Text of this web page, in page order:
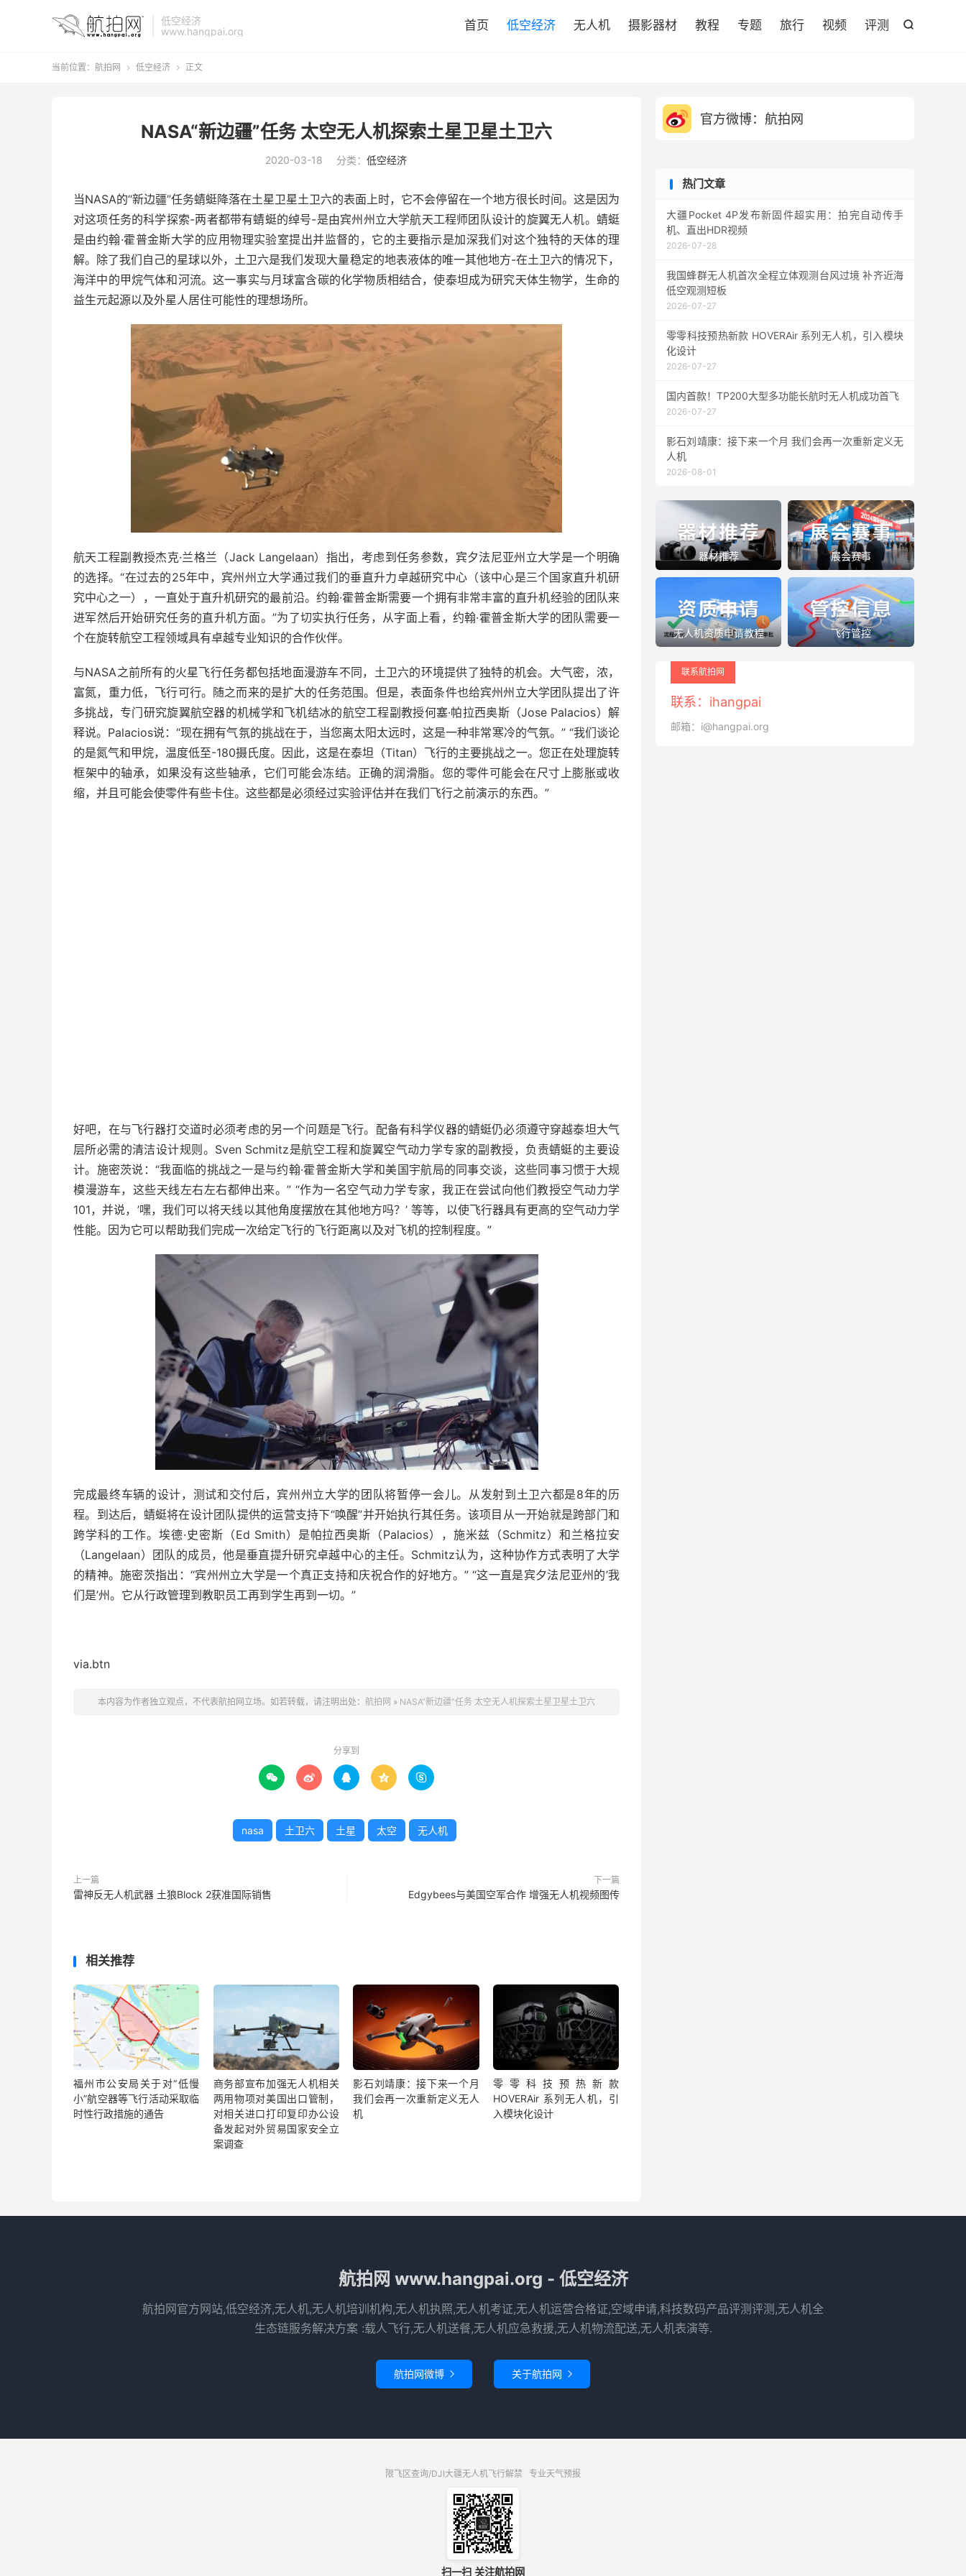
低空经济
www.hangpai.org

首页 低空经济 无人机 摄影器材 教程 专题 旅行 视频 评测
当前位置： 航拍网  低空经济  正文
NASA“新边疆”任务 太空无人机探索土星卫星土卫六
2020-03-18 分类： 低空经济
当NASA的“新边疆”任务蜻蜓降落在土星卫星土卫六的表面上时，它不会停留在一个地方很长时间。这是因为
对这项任务的科学探索-两者都带有蜻蜓的绰号-是由宾州州立大学航天工程师团队设计的旋翼无人机。蜻蜓
是由约翰·霍普金斯大学的应用物理实验室提出并监督的，它的主要指示是加深我们对这个独特的天体的理
解。除了我们自己的星球以外，土卫六是我们发现大量稳定的地表液体的唯一其他地方-在土卫六的情况下，
海洋中的甲烷气体和河流。这一事实与月球富含碳的化学物质相结合，使泰坦成为研究天体生物学，生命的
益生元起源以及外星人居住可能性的理想场所。
航天工程副教授杰克·兰格兰（Jack Langelaan）指出，考虑到任务参数，宾夕法尼亚州立大学是一个明确
的选择。“在过去的25年中，宾州州立大学通过我们的垂直升力卓越研究中心（该中心是三个国家直升机研
究中心之一），一直处于直升机研究的最前沿。约翰·霍普金斯需要一个拥有非常丰富的直升机经验的团队来
进军然后开始研究任务的直升机方面。”为了切实执行任务，从字面上看，约翰·霍普金斯大学的团队需要一
个在旋转航空工程领域具有卓越专业知识的合作伙伴。
与NASA之前所有的火星飞行任务都包括地面漫游车不同，土卫六的环境提供了独特的机会。大气密，浓，
富氮，重力低，飞行可行。随之而来的是扩大的任务范围。但是，表面条件也给宾州州立大学团队提出了许
多挑战，专门研究旋翼航空器的机械学和飞机结冰的航空工程副教授何塞·帕拉西奥斯（Jose Palacios）解
释说。Palacios说：“现在拥有气氛的挑战在于，当您离太阳太远时，这是一种非常寒冷的气氛。” “我们谈论
的是氮气和甲烷，温度低至-180摄氏度。因此，这是在泰坦（Titan）飞行的主要挑战之一。您正在处理旋转
框架中的轴承，如果没有这些轴承，它们可能会冻结。正确的润滑脂。您的零件可能会在尺寸上膨胀或收
缩，并且可能会使零件有些卡住。这些都是必须经过实验评估并在我们飞行之前演示的东西。”
好吧，在与飞行器打交道时必须考虑的另一个问题是飞行。配备有科学仪器的蜻蜓仍必须遵守穿越泰坦大气
层所必需的清洁设计规则。Sven Schmitz是航空工程和旋翼空气动力学专家的副教授，负责蜻蜓的主要设
计。施密茨说：“我面临的挑战之一是与约翰·霍普金斯大学和美国宇航局的同事交谈，这些同事习惯于大规
模漫游车，这些天线左右左右都伸出来。” “作为一名空气动力学专家，我正在尝试向他们教授空气动力学
101，并说，’嘿，我们可以将天线以其他角度摆放在其他地方吗？’ 等等，以使飞行器具有更高的空气动力学
性能。因为它可以帮助我们完成一次给定飞行的飞行距离以及对飞机的控制程度。”
完成最终车辆的设计，测试和交付后，宾州州立大学的团队将暂停一会儿。从发射到土卫六都是8年的历
程。到达后，蜻蜓将在设计团队提供的运营支持下“唤醒”并开始执行其任务。该项目从一开始就是跨部门和
跨学科的工作。埃德·史密斯（Ed Smith）是帕拉西奥斯（Palacios），施米兹（Schmitz）和兰格拉安
（Langelaan）团队的成员，他是垂直提升研究卓越中心的主任。Schmitz认为，这种协作方式表明了大学
的精神。施密茨指出：“宾州州立大学是一个真正支持和庆祝合作的好地方。” “这一直是宾夕法尼亚州的’我
们是’州。它从行政管理到教职员工再到学生再到一切。”
via.btn
本内容为作者独立观点，不代表航拍网立场。如若转载，请注明出处： 航拍网 » NASA“新边疆”任务 太空无人机探索土星卫星土卫六
分享到
    
nasa 土卫六 土星 太空 无人机
上一篇
雷神反无人机武器 土狼Block 2获准国际销售
下一篇
Edgybees与美国空军合作 增强无人机视频图传
相关推荐
福州市公安局关于对“低慢
小”航空器等飞行活动采取临
时性行政措施的通告
商务部宣布加强无人机相关
两用物项对美国出口管制，
对相关进口打印复印办公设
备发起对外贸易国家安全立
案调查
影石刘靖康：接下来一个月
我们会再一次重新定义无人
机
零零科技预热新款
HOVERAir 系列无人机，引
入模块化设计
官方微博：航拍网
热门文章
大疆Pocket 4P发布新固件超实用：拍完自动传手
机、直出HDR视频
2026-07-28
我国蜂群无人机首次全程立体观测台风过境 补齐近海
低空观测短板
2026-07-27
零零科技预热新款 HOVERAir 系列无人机，引入模块
化设计
2026-07-27
国内首款！TP200大型多功能长航时无人机成功首飞
2026-07-27
影石刘靖康：接下来一个月 我们会再一次重新定义无
人机
2026-08-01
器材推荐 展会赛事
无人机资质申请教程 飞行管控
联系航拍网
联系：ihangpai
邮箱：i@hangpai.org
航拍网 www.hangpai.org - 低空经济
航拍网官方网站,低空经济,无人机,无人机培训机构,无人机执照,无人机考证,无人机运营合格证,空域申请,科技数码产品评测评测,无人机全
生态链服务解决方案 :载人飞行,无人机送餐,无人机应急救援,无人机物流配送,无人机表演等.
航拍网微博  关于航拍网 
限飞区查询/DJI大疆无人机飞行解禁 专业天气预报
扫一扫 关注航拍网